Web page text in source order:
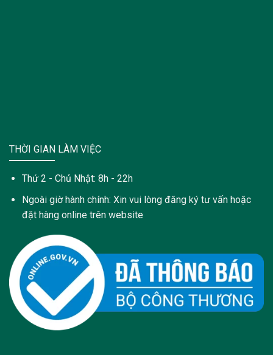
THỜI GIAN LÀM VIỆC
Thứ 2 - Chủ Nhật: 8h - 22h
Ngoài giờ hành chính: Xin vui lòng đăng ký tư vấn hoặc
đặt hàng online trên website